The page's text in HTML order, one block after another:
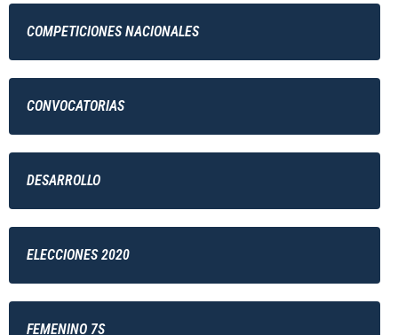
COMPETICIONES NACIONALES
CONVOCATORIAS
DESARROLLO
ELECCIONES 2020
FEMENINO 7S